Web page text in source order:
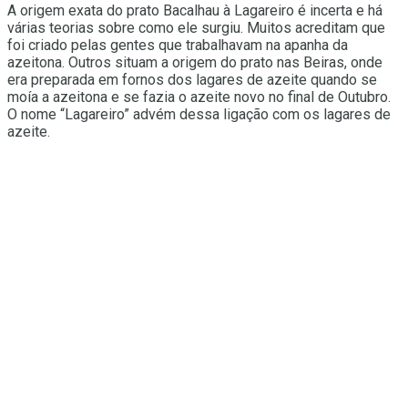
A origem exata do prato Bacalhau à Lagareiro é incerta e há
várias teorias sobre como ele surgiu. Muitos acreditam que
foi criado pelas gentes que trabalhavam na apanha da
azeitona. Outros situam a origem do prato nas Beiras, onde
era preparada em fornos dos lagares de azeite quando se
moía a azeitona e se fazia o azeite novo no final de Outubro.
O nome “Lagareiro” advém dessa ligação com os lagares de
azeite.